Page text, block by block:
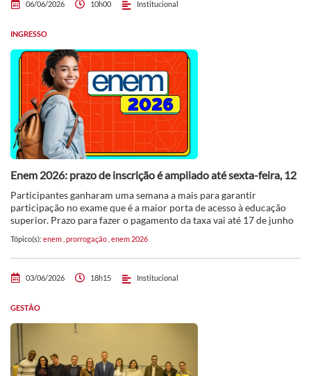
06/06/2026 10h00 Institucional
INGRESSO
Enem 2026: prazo de inscrição é ampliado até sexta-feira, 12
Participantes ganharam uma semana a mais para garantir
participação no exame que é a maior porta de acesso à educação
superior. Prazo para fazer o pagamento da taxa vai até 17 de junho
Tópico(s): enem prorrogação enem 2026
03/06/2026 18h15 Institucional
GESTÃO